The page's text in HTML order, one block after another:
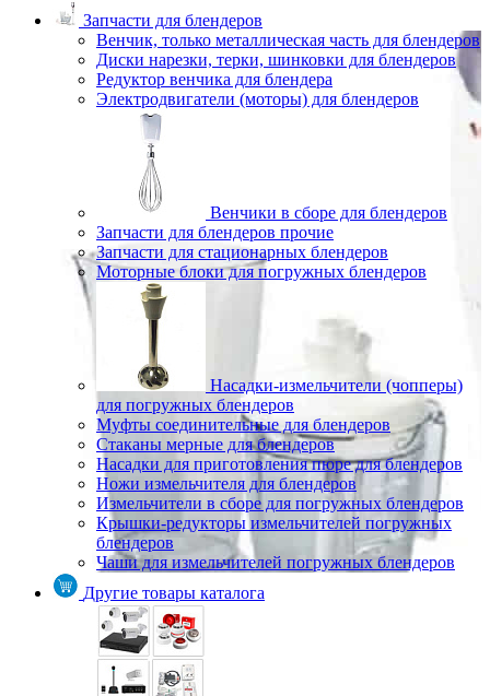
Запчасти для блендеров
Венчик, только металлическая часть для блендеров
Диски нарезки, терки, шинковки для блендеров
Редуктор венчика для блендера
Электродвигатели (моторы) для блендеров
Венчики в сборе для блендеров
Запчасти для блендеров прочие
Запчасти для стационарных блендеров
Моторные блоки для погружных блендеров
Насадки-измельчители (чопперы)
для погружных блендеров
Муфты соединительные для блендеров
Стаканы мерные для блендеров
Насадки для приготовления пюре для блендеров
Ножи измельчителя для блендеров
Измельчители в сборе для погружных блендеров
Крышки-редукторы измельчителей погружных
блендеров
Чаши для измельчителей погружных блендеров
Другие товары каталога